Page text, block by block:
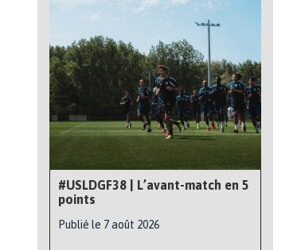
#USLDGF38 | L’avant-match en 5
points
Publié le 7 août 2026